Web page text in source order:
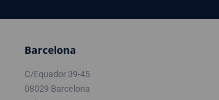
Barcelona
C/Equador 39-45
08029 Barcelona